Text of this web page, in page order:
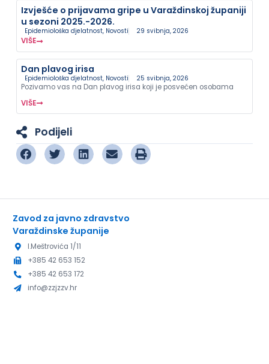
Izvješće o prijavama gripe u Varaždinskoj županiji
u sezoni 2025.-2026.
Epidemiološka djelatnost, Novosti 29 svibnja, 2026
VIŠE
Dan plavog irisa
Epidemiološka djelatnost, Novosti 25 svibnja, 2026
Pozivamo vas na Dan plavog irisa koji je posvećen osobama
VIŠE
Podijeli
Zavod za javno zdravstvo
Varaždinske županije
I.Meštrovića 1/11
+385 42 653 152
+385 42 653 172
info@zzjzzv.hr